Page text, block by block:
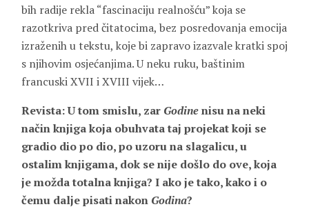
bih radije rekla “fascinaciju realnošću” koja se
razotkriva pred čitatocima, bez posredovanja emocija
izraženih u tekstu, koje bi zapravo izazvale kratki spoj
s njihovim osjećanjima. U neku ruku, baštinim
francuski XVII i XVIII vijek…
Revista: U tom smislu, zar Godinenisu na neki
način knjiga koja obuhvata taj projekat koji se
gradio dio po dio, po uzoru na slagalicu, u
ostalim knjigama, dok se nije došlo do ove, koja
je možda totalna knjiga? I ako je tako, kako i o
čemu dalje pisati nakon Godina?